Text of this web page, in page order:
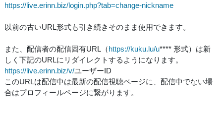
https://live.erinn.biz/login.php?tab=change-nickname
以前の古いURL形式も引き続きそのまま使用できます。
また、配信者の配信固有URL（https://kuku.lu/u**** 形式）は新
しく下記のURLにリダイレクトするようになります。
https://live.erinn.biz/v/ユーザーID
このURLは配信中は最新の配信視聴ページに、配信中でない場
合はプロフィールページに繋がります。